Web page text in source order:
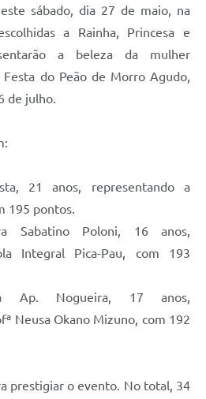
sábado, dia 27 de maio, na
a Rainha, Princesa e
a beleza da mulher
Festa do Peão de Morro Agudo,
de julho.
21 anos, representando a
195 pontos.
Sabatino Poloni, 16 anos,
Integral Pica-Pau, com 193
Ap. Nogueira, 17 anos,
Neusa Okano Mizuno, com 192
prestigiar o evento. No total, 34